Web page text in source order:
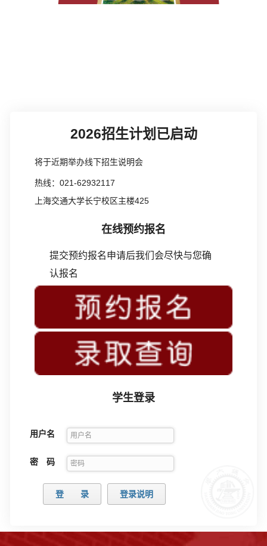
2026招生计划已启动
将于近期举办线下招生说明会
热线：021-62932117
上海交通大学长宁校区主楼425
在线预约报名
提交预约报名申请后我们会尽快与您确
认报名
学生登录
用户名
密 码